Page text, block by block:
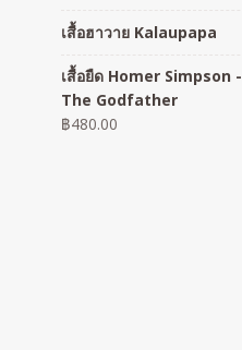
เสื้อฮาวาย Kalaupapa
เสื้อยืด Homer Simpson -
The Godfather
฿480.00